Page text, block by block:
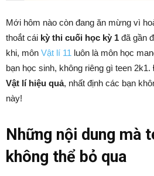
Mới hôm nào còn đang ăn mừng vì
thoắt cái kỳ thi cuối học kỳ 1 đã gần
khi, môn Vật lí 11 luôn là môn học
bạn học sinh, không riêng gì teen 2k1.
Vật lí hiệu quả, nhất định các bạn
này!
Những nội dung mà
không thể bỏ qua